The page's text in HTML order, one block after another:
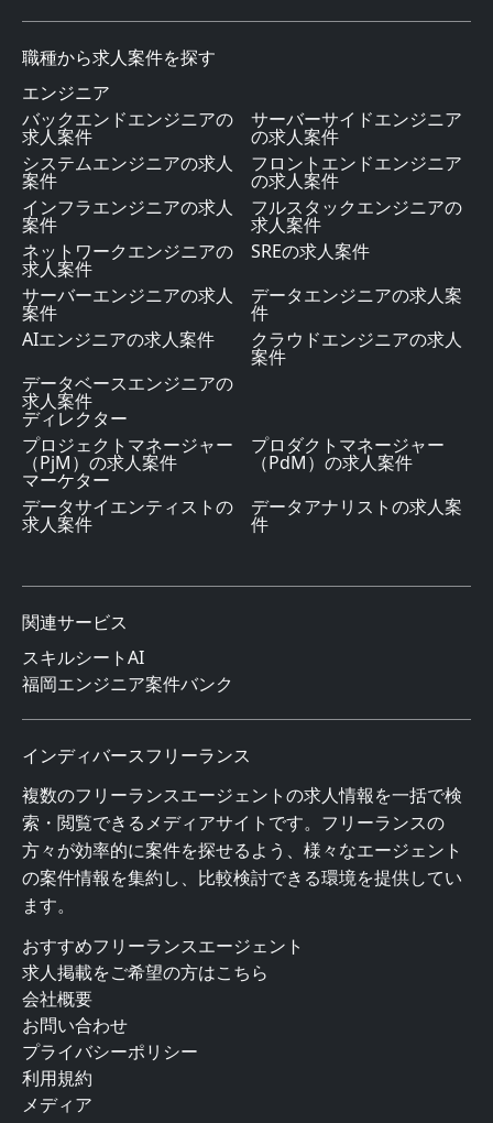
職種から求人案件を探す
エンジニア
バックエンドエンジニアの
求人案件
サーバーサイドエンジニア
の求人案件
システムエンジニアの求人
案件
フロントエンドエンジニア
の求人案件
インフラエンジニアの求人
案件
フルスタックエンジニアの
求人案件
ネットワークエンジニアの
求人案件
SREの求人案件
サーバーエンジニアの求人
案件
データエンジニアの求人案
件
AIエンジニアの求人案件
クラウドエンジニアの求人
案件
データベースエンジニアの
求人案件
ディレクター
プロジェクトマネージャー
（PjM）の求人案件
プロダクトマネージャー
（PdM）の求人案件
マーケター
データサイエンティストの
求人案件
データアナリストの求人案
件
関連サービス
スキルシートAI
福岡エンジニア案件バンク
インディバースフリーランス
複数のフリーランスエージェントの求人情報を一括で検
索・閲覧できるメディアサイトです。フリーランスの
方々が効率的に案件を探せるよう、様々なエージェント
の案件情報を集約し、比較検討できる環境を提供してい
ます。
おすすめフリーランスエージェント
求人掲載をご希望の方はこちら
会社概要
お問い合わせ
プライバシーポリシー
利用規約
メディア